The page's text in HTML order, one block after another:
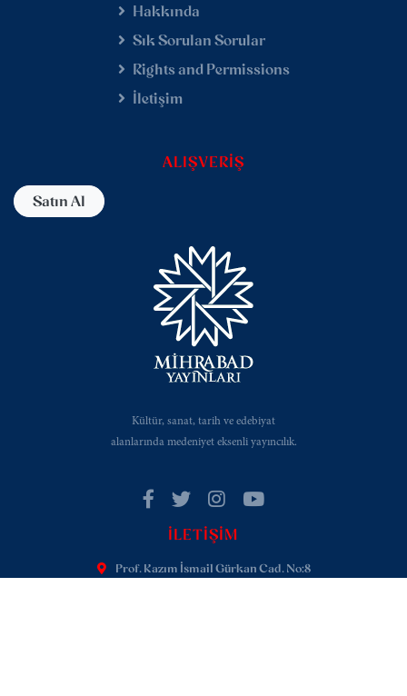
Hakkında
Sık Sorulan Sorular
Rights and Permissions
İletişim
ALIŞVERIŞ
Satın Al
Kültür, sanat, tarih ve edebiyat
alanlarında medeniyet eksenli yayıncılık.
İLETIŞIM
Prof. Kazım İsmail Gürkan Cad. No:8